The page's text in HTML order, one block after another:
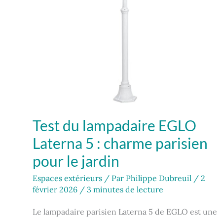
Test du lampadaire EGLO
Laterna 5 : charme parisien
pour le jardin
Espaces extérieurs / Par Philippe Dubreuil / 2
février 2026 / 3 minutes de lecture
Le lampadaire parisien Laterna 5 de EGLO est une